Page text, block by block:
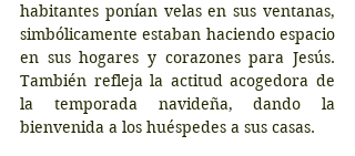
habitantes ponían velas en sus ventanas,
simbólicamente estaban haciendo espacio
en sus hogares y corazones para Jesús.
También refleja la actitud acogedora de
la temporada navideña, dando la
bienvenida a los huéspedes a sus casas.